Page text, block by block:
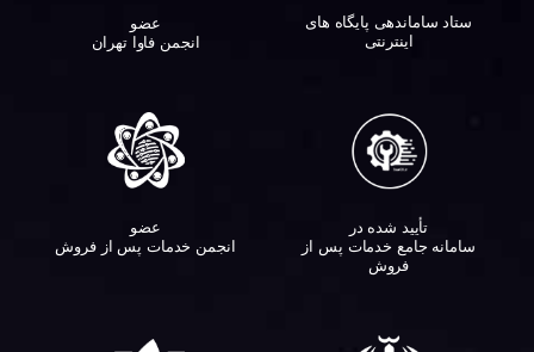
ستاد ساماندهی پایگاه های
اینترنتی
عضو
انجمن فاوا تهران
تأیید شده در
سامانه جامع خدمات پس از
فروش
عضو
انجمن خدمات پس از فروش